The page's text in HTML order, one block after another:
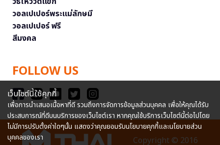
วอลเปเปอร์พระแม่ลักษมี
วอลเปเปอร์ ฟรี
สีมงคล
FOLLOW US
Copyright © 2016
เว็บไซต์นี้ใช้คุกกี้
เพื่อการนำเสนอเนื้อหาที่ดี รวมถึงการจัดการข้อมูลส่วนบุคคล เพื่อให้คุณได้รับ
ประสบการณ์ที่ดีบนบริการของเว็บไซต์เรา หากคุณใช้บริการเว็บไซต์นี้ต่อไปโดย
ไม่มีการปรับตั้งค่าใดๆนั้น แสดงว่าคุณยอมรับนโยบายคุกกี้และนโยบายส่วน
บุคคลของเรา